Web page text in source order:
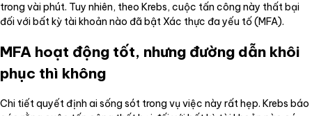
trong vài phút. Tuy nhiên, theo Krebs, cuộc tấn công này thất bại
đối với bất kỳ tài khoản nào đã bật Xác thực đa yếu tố (MFA).
MFA hoạt động tốt, nhưng đường dẫn khôi
phục thì không
Chi tiết quyết định ai sống sót trong vụ việc này rất hẹp. Krebs báo